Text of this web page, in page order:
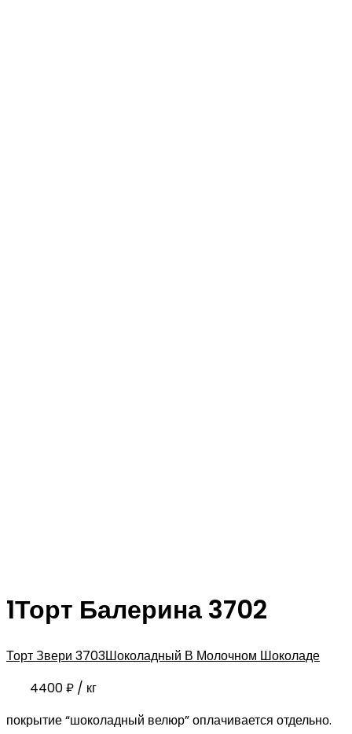
1Торт Балерина 3702
Торт Звери 3703Шоколадный В Молочном Шоколаде
4400₽ / кг
покрытие “шоколадный велюр” оплачивается отдельно.